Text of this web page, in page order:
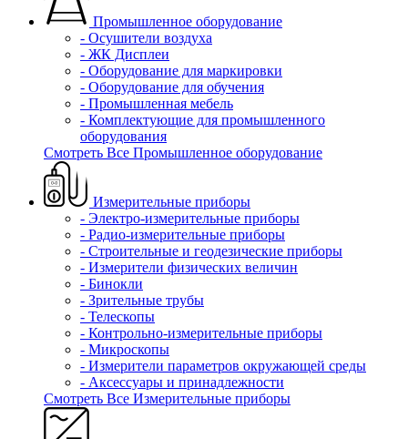
Промышленное оборудование
- Осушители воздуха
- ЖК Дисплеи
- Оборудование для маркировки
- Оборудование для обучения
- Промышленная мебель
- Комплектующие для промышленного
оборудования
Смотреть Все Промышленное оборудование
Измерительные приборы
- Электро-измерительные приборы
- Радио-измерительные приборы
- Строительные и геодезические приборы
- Измерители физических величин
- Бинокли
- Зрительные трубы
- Телескопы
- Контрольно-измерительные приборы
- Микроскопы
- Измерители параметров окружающей среды
- Аксессуары и принадлежности
Смотреть Все Измерительные приборы